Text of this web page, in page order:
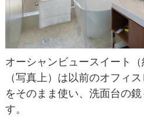
オーシャンビュースイート（
（写真上）は以前のオフィ
をそのまま使い、洗面台の
す。